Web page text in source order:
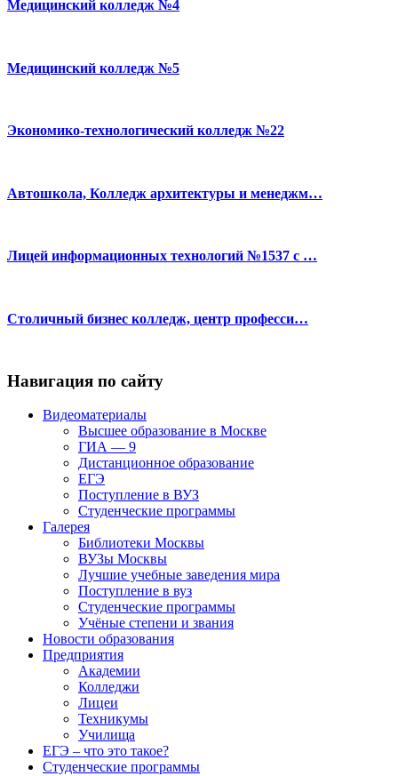
Медицинский колледж №4
Медицинский колледж №5
Экономико-технологический колледж №22
Автошкола, Колледж архитектуры и менеджм…
Лицей информационных технологий №1537 с …
Столичный бизнес колледж, центр професси…
Навигация по сайту
Видеоматериалы
Высшее образование в Москве
ГИА — 9
Дистанционное образование
ЕГЭ
Поступление в ВУЗ
Студенческие программы
Галерея
Библиотеки Москвы
ВУЗы Москвы
Лучшие учебные заведения мира
Поступление в вуз
Студенческие программы
Учёные степени и звания
Новости образования
Предприятия
Академии
Колледжи
Лицеи
Техникумы
Училища
ЕГЭ – что это такое?
Студенческие программы